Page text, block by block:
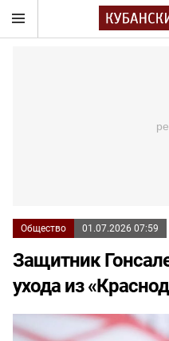
Общество 01.07.2026 07:59
Защитник
ухода из